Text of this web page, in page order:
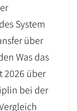
System
über
Was das
2026 über
bei der